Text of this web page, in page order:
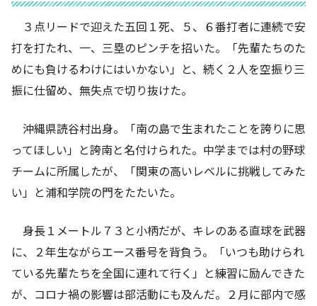
３点リードで迎えた五回１死、５、６番打者に連続で安
打を打たれ、一、三塁のピンチを招いた。「先輩たちのた
めにも負けるわけにはいかない」と、続く２人を空振り三
振に仕留め、無失点で切り抜けた。
沖縄県読谷村出身。「南の島で生まれたことを誇りに思
ってほしい」と誇南と名付けられた。中学までは村の野球
チームに所属したが、「関東の高いレベルに挑戦してみた
い」と浦和学院の門をたたいた。
身長１メートル７３と小柄だが、キレのある直球を武器
に、２年生ながらエース番号を背負う。「いつも助けられ
ている先輩たちを全国に連れて行く」と練習に励んできた
が、コロナ禍の影響は部活動にも及んだ。２月に部内で感